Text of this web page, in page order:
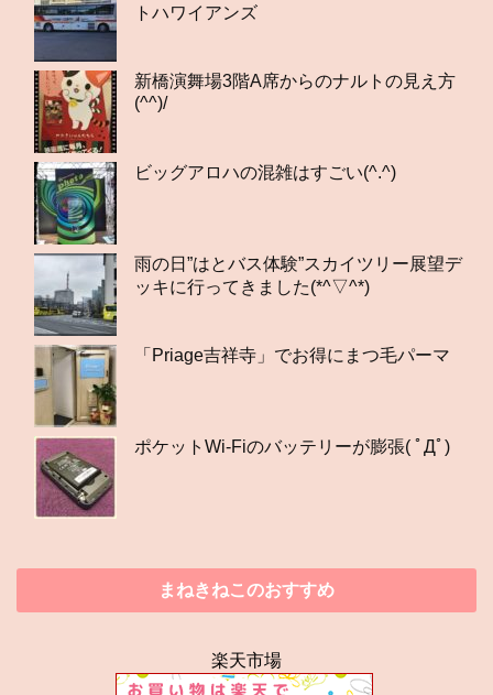
トハワイアンズ
新橋演舞場3階A席からのナルトの見え方
(^^)/
ビッグアロハの混雑はすごい(^.^)
雨の日”はとバス体験”スカイツリー展望デ
ッキに行ってきました(*^▽^*)
「Priage吉祥寺」でお得にまつ毛パーマ
ポケットWi-Fiのバッテリーが膨張( ﾟДﾟ)
まねきねこのおすすめ
楽天市場